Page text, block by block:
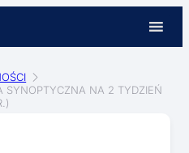
SYNOPTYCZNA NA 2 TYDZIEŃ